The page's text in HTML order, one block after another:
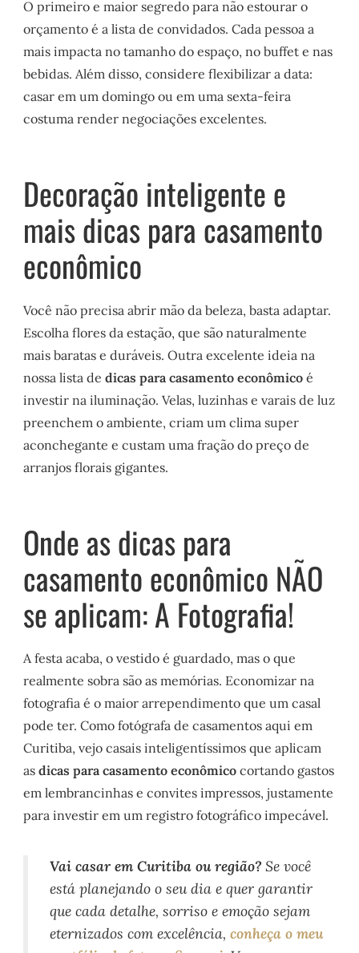
O primeiro e maior segredo para não estourar o
orçamento é a lista de convidados. Cada pessoa a
mais impacta no tamanho do espaço, no buffet e nas
bebidas. Além disso, considere flexibilizar a data:
casar em um domingo ou em uma sexta-feira
costuma render negociações excelentes.
Decoração inteligente e
mais dicas para casamento
econômico
Você não precisa abrir mão da beleza, basta adaptar.
Escolha flores da estação, que são naturalmente
mais baratas e duráveis. Outra excelente ideia na
nossa lista dedicas para casamento econômico é
investir na iluminação. Velas, luzinhas e varais de luz
preenchem o ambiente, criam um clima super
aconchegante e custam uma fração do preço de
arranjos florais gigantes.
Onde as dicas para
casamento econômico NÃO
se aplicam: A Fotografia!
A festa acaba, o vestido é guardado, mas o que
realmente sobra são as memórias. Economizar na
fotografia é o maior arrependimento que um casal
pode ter. Como fotógrafa de casamentos aqui em
Curitiba, vejo casais inteligentíssimos que aplicam
asdicas para casamento econômico cortando gastos
em lembrancinhas e convites impressos, justamente
para investir em um registro fotográfico impecável.
Vai casar em Curitiba ou região?Se você
está planejando o seu dia e quer garantir
que cada detalhe, sorriso e emoção sejam
eternizados com excelência, conheça o meu